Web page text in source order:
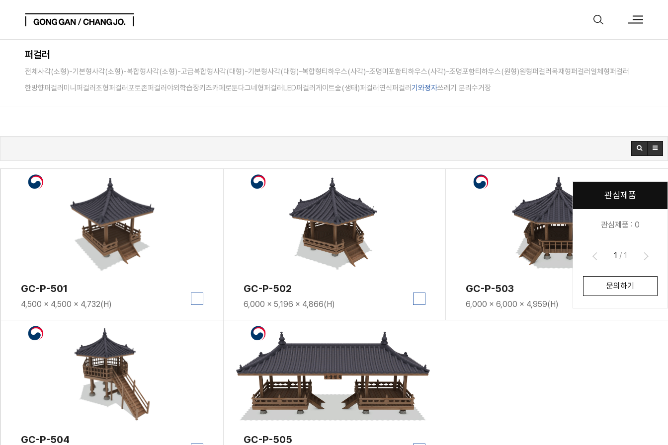
퍼걸러
전체 사각(소형)-기본형사각(소형)-복합형사각(소형)-고급복합형사각(대형)-기본형사각(대형)-복합형티하우스(사각)-조명미포함티하우스(사각)-조명포함티하우스(원형)원형퍼걸러목재형퍼걸러 일체형퍼걸러
한방향퍼걸러 미니퍼걸러조형퍼걸러포토존퍼걸러 야외학습장키즈카페 로툰다그네형퍼걸러 LED퍼걸러게이트숲(생태)퍼걸러 연식퍼걸러기와정자쓰레기 분리수거장
GC-P-501
4,500 × 4,500 × 4,732(H)
GC-P-502
6,000 × 5,196 × 4,866(H)
GC-P-503
6,000 × 6,000 × 4,959(H)
GC-P-504 GC-P-505
관심제품
관심제품 : 0
1 / 1
문의하기